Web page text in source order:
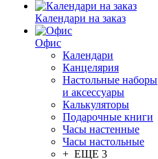
Календари на заказ
Офис
Календари
Канцелярия
Настольные наборы
и аксессуары
Калькуляторы
Подарочные книги
Часы настенные
Часы настольные
+ ЕЩЕ 3